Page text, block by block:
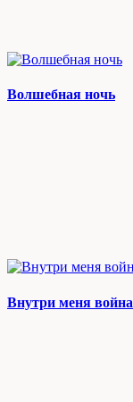
Волшебная ночь
Внутри меня война